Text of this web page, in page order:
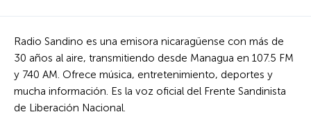
Radio Sandino es una emisora nicaragüense con más de
30 años al aire, transmitiendo desde Managua en 107.5 FM
y 740 AM. Ofrece música, entretenimiento, deportes y
mucha información. Es la voz oficial del Frente Sandinista
de Liberación Nacional.